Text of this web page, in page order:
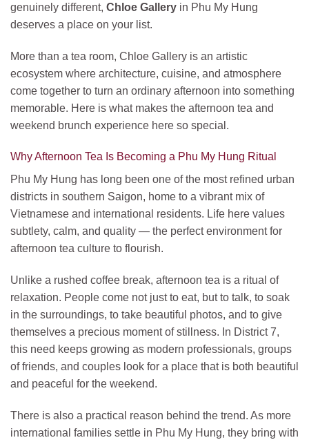
genuinely different, Chloe Gallery in Phu My Hung
deserves a place on your list.
More than a tea room, Chloe Gallery is an artistic
ecosystem where architecture, cuisine, and atmosphere
come together to turn an ordinary afternoon into something
memorable. Here is what makes the afternoon tea and
weekend brunch experience here so special.
Why Afternoon Tea Is Becoming a Phu My Hung Ritual
Phu My Hung has long been one of the most refined urban
districts in southern Saigon, home to a vibrant mix of
Vietnamese and international residents. Life here values
subtlety, calm, and quality — the perfect environment for
afternoon tea culture to flourish.
Unlike a rushed coffee break, afternoon tea is a ritual of
relaxation. People come not just to eat, but to talk, to soak
in the surroundings, to take beautiful photos, and to give
themselves a precious moment of stillness. In District 7,
this need keeps growing as modern professionals, groups
of friends, and couples look for a place that is both beautiful
and peaceful for the weekend.
There is also a practical reason behind the trend. As more
international families settle in Phu My Hung, they bring with